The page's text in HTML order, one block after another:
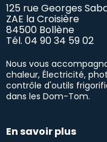
125 rue Georges
ZAE la Croisière
84500 Bollène
Tél. 04 90 34 59 02
Nous vous
chaleur, Électricité,
contrôle d'outils
dans les Dom-Tom.
En savoir plus